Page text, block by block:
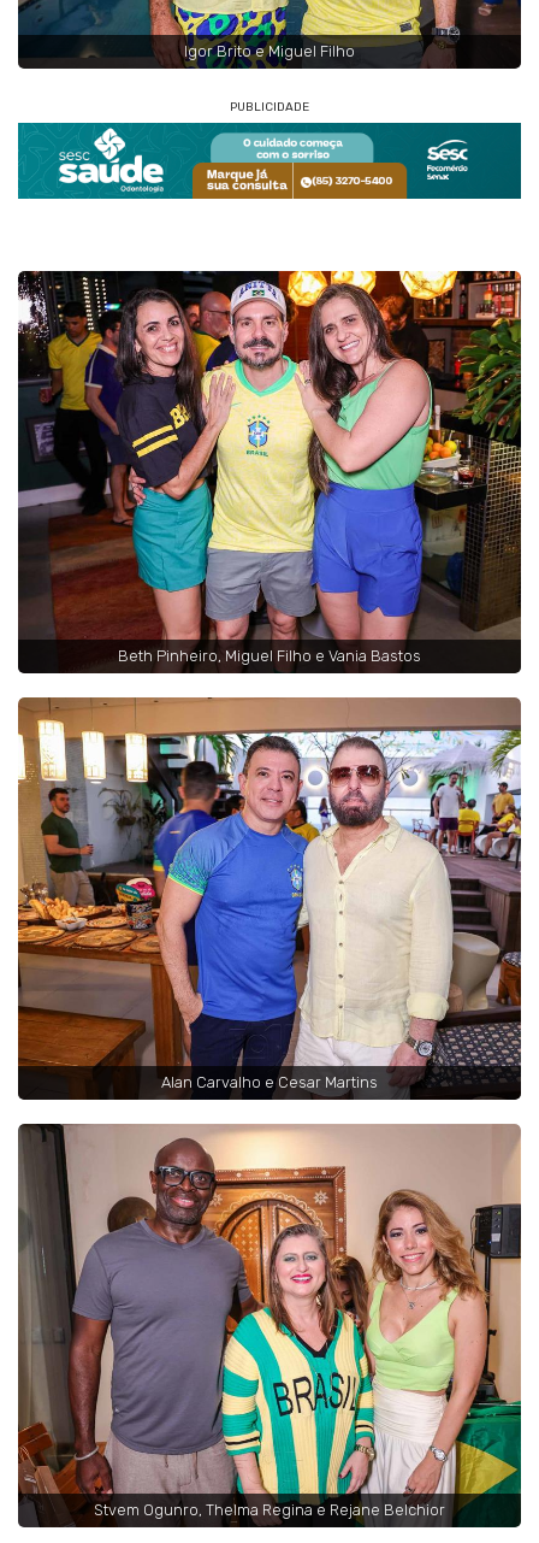
Igor Brito e Miguel Filho
PUBLICIDADE
Beth Pinheiro, Miguel Filho e Vania Bastos
Alan Carvalho e Cesar Martins
Stvem Ogunro, Thelma Regina e Rejane Belchior